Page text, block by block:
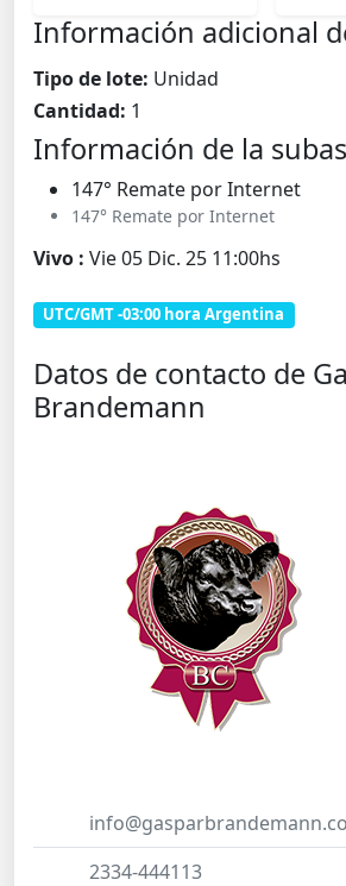
Información adicional
Tipo de lote: Unidad
Cantidad: 1
Información de la
147° Remate por Internet
147° Remate por Internet
Vivo : Vie 05 Dic. 25 11:00hs
UTC/GMT -03:00 hora Argentina
Datos de contacto de
Brandemann
2334-444113